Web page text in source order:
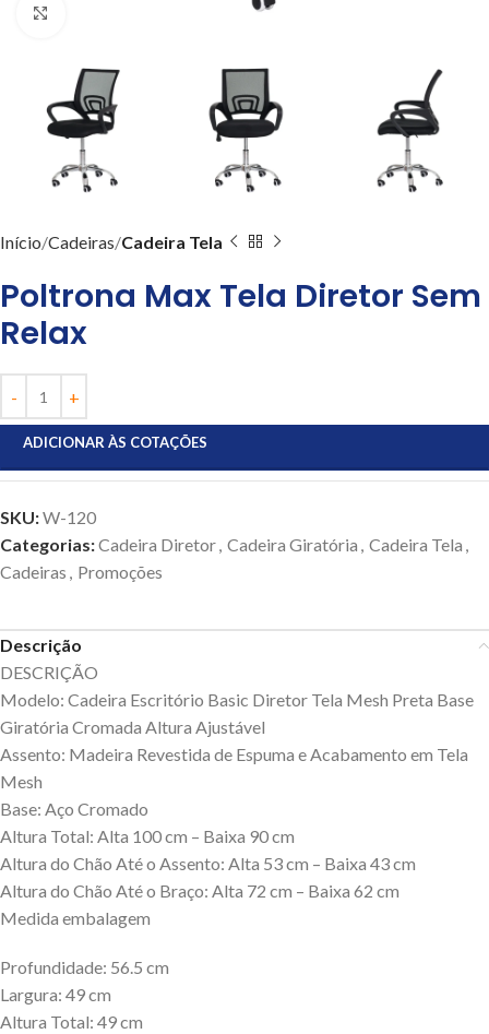
Início Cadeiras Cadeira Tela
Poltrona Max Tela Diretor Sem
Relax
ADICIONAR ÀS COTAÇÕES
SKU:W-120
Categorias:Cadeira Diretor, Cadeira Giratória , Cadeira Tela ,
Cadeiras , Promoções
Descrição
DESCRIÇÃO
Modelo: Cadeira Escritório Basic Diretor Tela Mesh Preta Base
Giratória Cromada Altura Ajustável
Assento: Madeira Revestida de Espuma e Acabamento em Tela
Mesh
Base: Aço Cromado
Altura Total: Alta 100 cm – Baixa 90 cm
Altura do Chão Até o Assento: Alta 53 cm – Baixa 43 cm
Altura do Chão Até o Braço: Alta 72 cm – Baixa 62 cm
Medida embalagem
Profundidade: 56.5 cm
Largura: 49 cm
Altura Total: 49 cm